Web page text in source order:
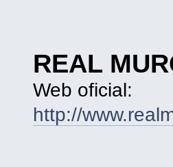
REAL
Web oficial:
http://